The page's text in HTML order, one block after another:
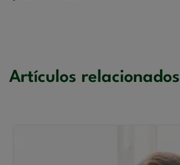
Artículos relacionados